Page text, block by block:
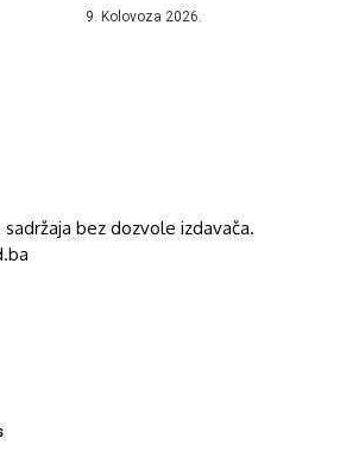
9. Kolovoza 2026.
bez dozvole izdavača.